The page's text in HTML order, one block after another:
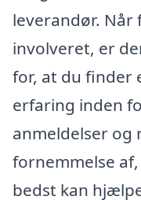
leverandør.
involveret, er
for, at du finder
erfaring inden
anmeldelser og
fornemmelse
bedst kan